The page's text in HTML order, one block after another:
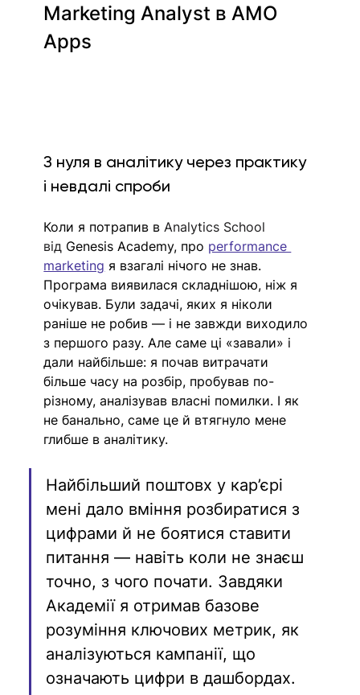
Marketing Analyst в AMO
Apps
З нуля в аналітику через практику
і невдалі спроби
Коли я потрапив в Analytics School
від Genesis Academy, про performance
marketing я взагалі нічого не знав.
Програма виявилася складнішою, ніж я
очікував. Були задачі, яких я ніколи
раніше не робив — і не завжди виходило
з першого разу. Але саме ці «завали» і
дали найбільше: я почав витрачати
більше часу на розбір, пробував по-
різному, аналізував власні помилки. І як
не банально, саме це й втягнуло мене
глибше в аналітику.
Найбільший поштовх у кар’єрі
мені дало вміння розбиратися з
цифрами й не боятися ставити
питання — навіть коли не знаєш
точно, з чого почати. Завдяки
Академії я отримав базове
розуміння ключових метрик, як
аналізуються кампанії, що
означають цифри в дашбордах.